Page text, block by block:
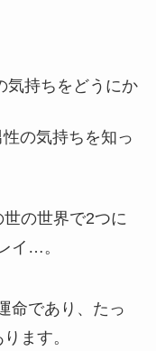
持ちをどうにか
の気持ちを知っ
の世界で2つに
イ…。
命であり、たっ
ます。